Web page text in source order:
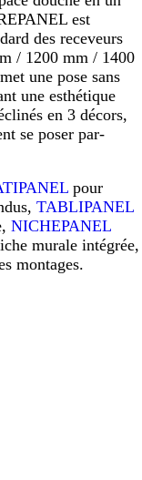
est
des receveurs
/ 1200 mm / 1400
une pose sans
une esthétique
en 3 décors,
se poser par-
pour
TABLIPANEL
NICHEPANEL
murale intégrée,
montages.